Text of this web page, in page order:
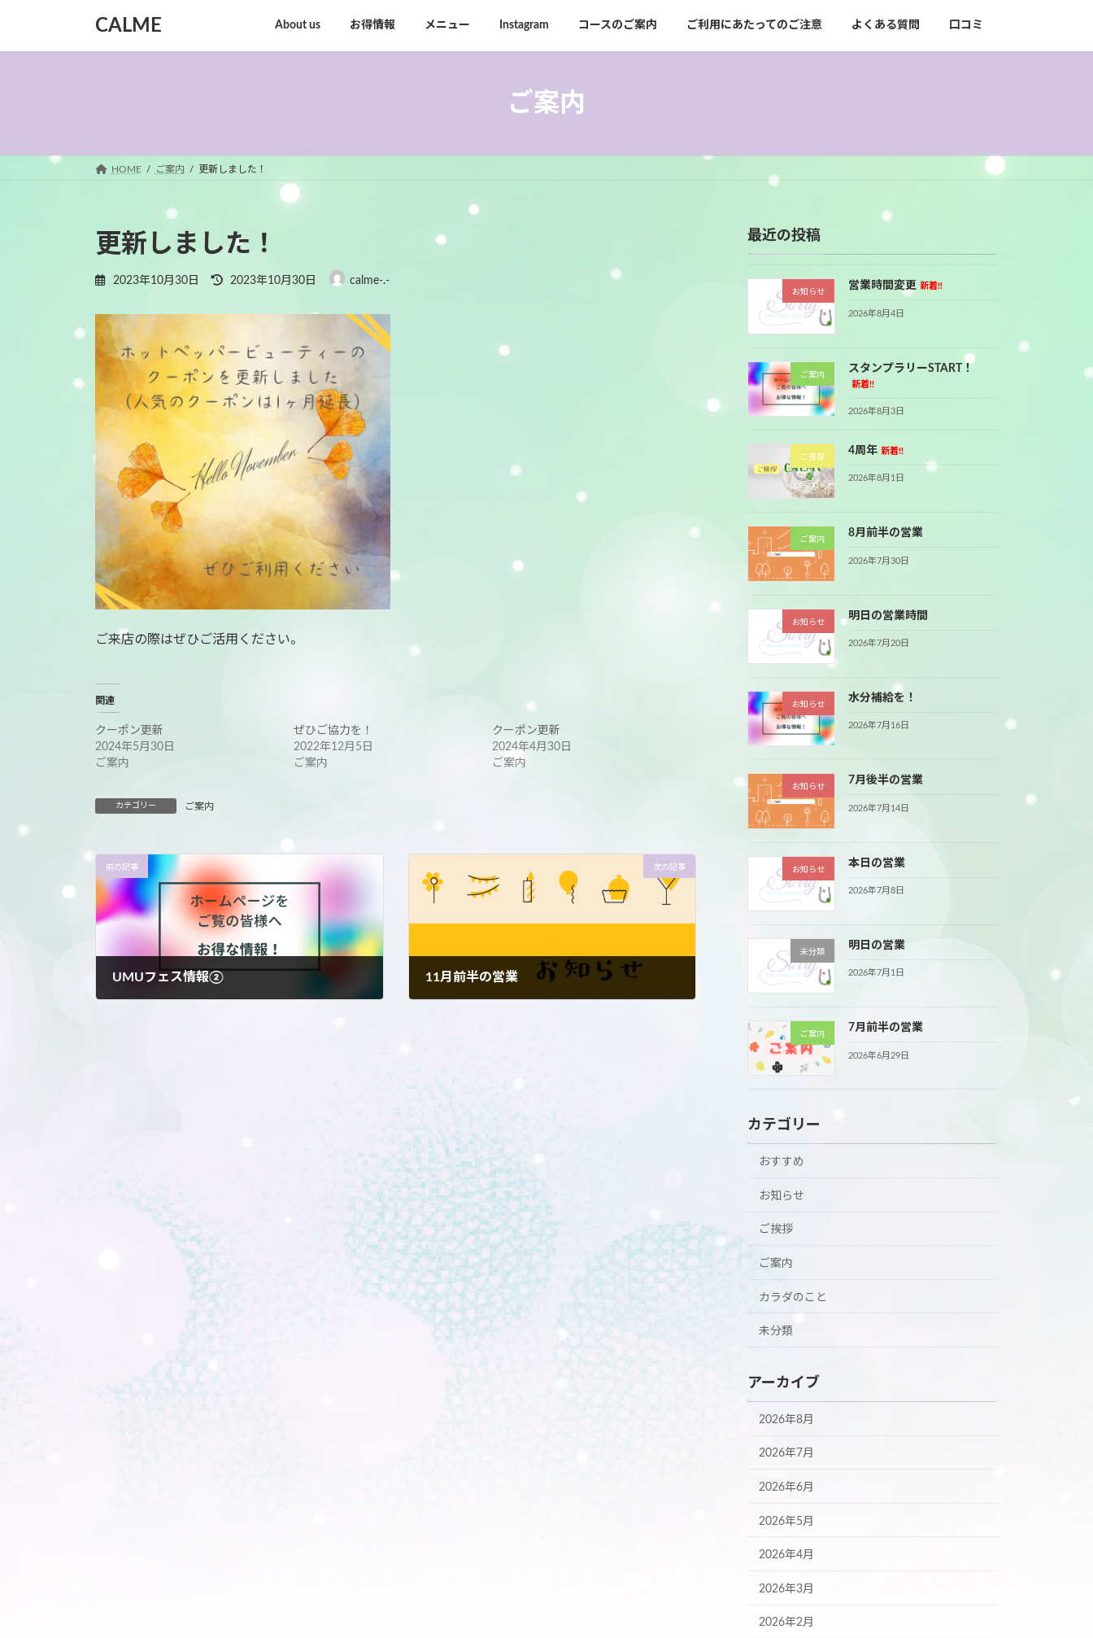
テ
ゲ
CALME About us お得情報 メニュー Instagram コースのご案内 ご利用にあたってのご注意 よくある質問 口コミ
ご案内
HOME ご案内 更新しました！
更新しました！
2023年10月30日
最
2023年10月30日 calme-.-
ご来店の際はぜひご活用ください。
関連
クーポン更新
2024年5月30日
ご案内
ぜひご協力を！
2022年12月5日
ご案内
クーポン更新
2024年4月30日
ご案内
カテゴリー ご案内
前の記事
UMUフェス情報②
次の記事
11月前半の営業
最近の投稿
お知らせ
営業時間変更 新着!!
2026年8月4日
ご案内
スタンプラリーSTART！
新着!!
2026年8月3日
ご挨拶
4周年 新着!!
2026年8月1日
ご案内
8月前半の営業
2026年7月30日
お知らせ
明日の営業時間
2026年7月20日
お知らせ
水分補給を！
2026年7月16日
お知らせ
7月後半の営業
2026年7月14日
お知らせ
本日の営業
2026年7月8日
未分類
明日の営業
2026年7月1日
ご案内
7月前半の営業
2026年6月29日
カテゴリー
おすすめ
お知らせ
ご挨拶
ご案内
カラダのこと
未分類
アーカイブ
2026年8月
2026年7月
2026年6月
2026年5月
2026年4月
2026年3月
2026年2月